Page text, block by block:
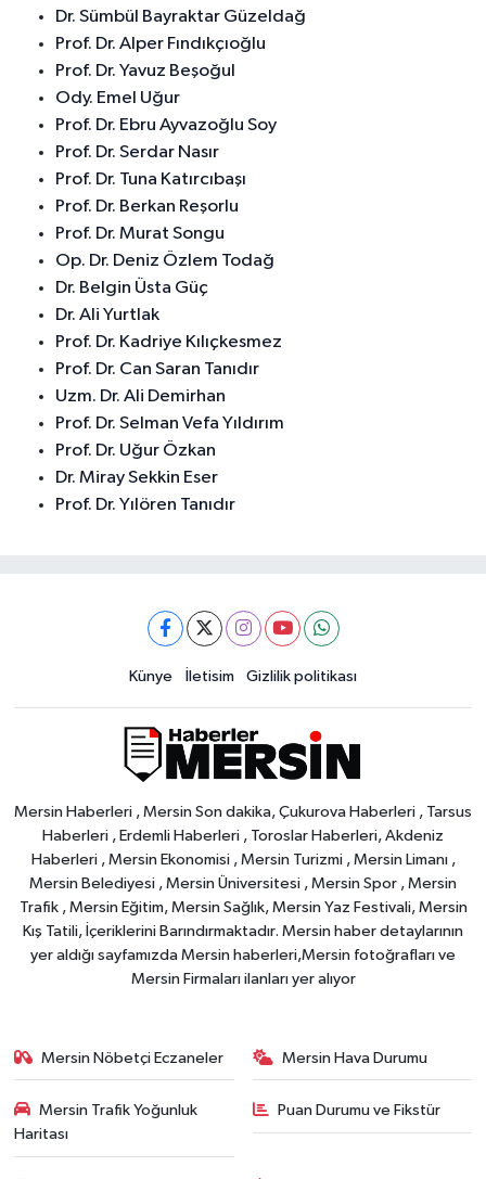
Dr. Sümbül Bayraktar Güzeldağ
Prof. Dr. Alper Fındıkçıoğlu
Prof. Dr. Yavuz Beşoğul
Ody. Emel Uğur
Prof. Dr. Ebru Ayvazoğlu Soy
Prof. Dr. Serdar Nasır
Prof. Dr. Tuna Katırcıbaşı
Prof. Dr. Berkan Reşorlu
Prof. Dr. Murat Songu
Op. Dr. Deniz Özlem Todağ
Dr. Belgin Üsta Güç
Dr. Ali Yurtlak
Prof. Dr. Kadriye Kılıçkesmez
Prof. Dr. Can Saran Tanıdır
Uzm. Dr. Ali Demirhan
Prof. Dr. Selman Vefa Yıldırım
Prof. Dr. Uğur Özkan
Dr. Miray Sekkin Eser
Prof. Dr. Yılören Tanıdır
Künye İletisim Gizlilik politikası
Mersin Haberleri , Mersin Son dakika, Çukurova Haberleri , Tarsus
Haberleri , Erdemli Haberleri , Toroslar Haberleri, Akdeniz
Haberleri , Mersin Ekonomisi , Mersin Turizmi , Mersin Limanı ,
Mersin Belediyesi , Mersin Üniversitesi , Mersin Spor , Mersin
Trafik , Mersin Eğitim, Mersin Sağlık, Mersin Yaz Festivali, Mersin
Kış Tatili, İçeriklerini Barındırmaktadır. Mersin haber detaylarının
yer aldığı sayfamızda Mersin haberleri,Mersin fotoğrafları ve
Mersin Firmaları ilanları yer alıyor
Mersin Nöbetçi Eczaneler Mersin Hava Durumu
Mersin Trafik Yoğunluk
Haritası
Puan Durumu ve Fikstür